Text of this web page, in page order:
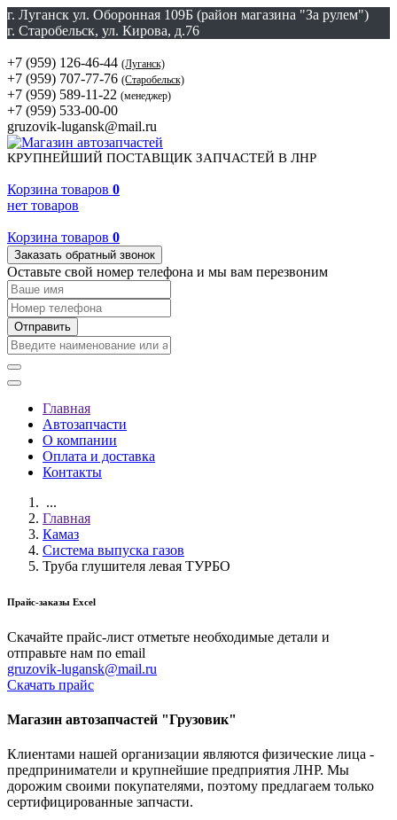
г. Луганск ул. Оборонная 109Б (район магазина "За рулем")
г. Старобельск, ул. Кирова, д.76
+7 (959) 126-46-44 (Луганск)
+7 (959) 707-77-76 (Старобельск)
+7 (959) 589-11-22 (менеджер)
+7 (959) 533-00-00
gruzovik-lugansk@mail.ru
КРУПНЕЙШИЙ ПОСТАВЩИК ЗАПЧАСТЕЙ В ЛНР
Корзина товаров 0
нет товаров
Корзина товаров 0
Заказать обратный звонок
Оставьте свой номер телефона и мы вам перезвоним
Отправить
Главная
Автозапчасти
О компании
Оплата и доставка
Контакты
...
Главная
Камаз
Система выпуска газов
Труба глушителя левая ТУРБО
Прайс-заказы Excel
Скачайте прайс-лист отметьте необходимые детали и
отправьте нам по email
gruzovik-lugansk@mail.ru
Скачать прайс
Магазин автозапчастей "Грузовик"
Клиентами нашей организации являются физические лица -
предприниматели и крупнейшие предприятия ЛНР. Мы
дорожим своими покупателями, поэтому предлагаем только
сертифицированные запчасти.